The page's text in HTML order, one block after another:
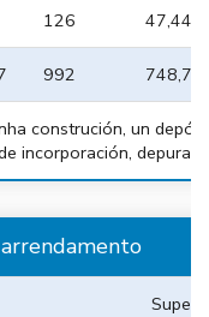
126 47,44
992 748,73
construción, un
incorporación,